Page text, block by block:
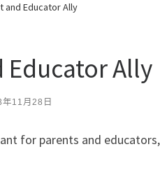
and Educator Ally
Educator Ally
11月28日
for parents and